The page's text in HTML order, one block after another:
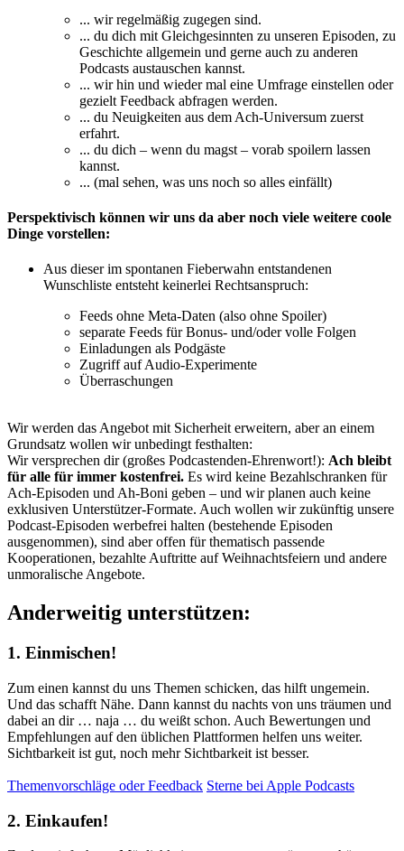
... wir regelmäßig zugegen sind.
... du dich mit Gleichgesinnten zu unseren Episoden, zu
Geschichte allgemein und gerne auch zu anderen
Podcasts austauschen kannst.
... wir hin und wieder mal eine Umfrage einstellen oder
gezielt Feedback abfragen werden.
... du Neuigkeiten aus dem Ach-Universum zuerst
erfahrt.
... du dich – wenn du magst – vorab spoilern lassen
kannst.
... (mal sehen, was uns noch so alles einfällt)
Perspektivisch können wir uns da aber noch viele weitere coole
Dinge vorstellen:
Aus dieser im spontanen Fieberwahn entstandenen
Wunschliste entsteht keinerlei Rechtsanspruch:
Feeds ohne Meta-Daten (also ohne Spoiler)
separate Feeds für Bonus- und/oder volle Folgen
Einladungen als Podgäste
Zugriff auf Audio-Experimente
Überraschungen
Wir werden das Angebot mit Sicherheit erweitern, aber an einem
Grundsatz wollen wir unbedingt festhalten:
Wir versprechen dir (großes Podcastenden-Ehrenwort!): Ach bleibt
für alle für immer kostenfrei. Es wird keine Bezahlschranken für
Ach-Episoden und Ah-Boni geben – und wir planen auch keine
exklusiven Unterstützer-Formate. Auch wollen wir zukünftig unsere
Podcast-Episoden werbefrei halten (bestehende Episoden
ausgenommen), sind aber offen für thematisch passende
Kooperationen, bezahlte Auftritte auf Weihnachtsfeiern und andere
unmoralische Angebote.
Anderweitig unterstützen:
1. Einmischen!
Zum einen kannst du uns Themen schicken, das hilft ungemein.
Und das schafft Nähe. Dann kannst du nachts von uns träumen und
dabei an dir … naja … du weißt schon. Auch Bewertungen und
Empfehlungen auf den üblichen Plattformen helfen uns weiter.
Sichtbarkeit ist gut, noch mehr Sichtbarkeit ist besser.
Themenvorschläge oder Feedback Sterne bei Apple Podcasts
2. Einkaufen!